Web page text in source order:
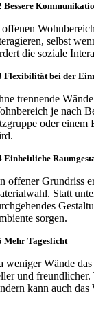
Bessere
selbst
die soziale
Flexibilität bei der
trennende
je nach
oder einem
Einheitliche
offener Grundriss
Statt
sorgen.
Mehr Tageslicht
weniger Wände
und freundlicher.
kann auch